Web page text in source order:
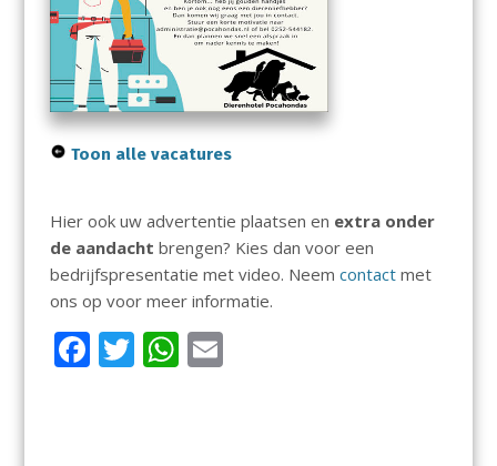
Toon alle vacatures
Hier ook uw advertentie plaatsen en extra onder
de aandacht brengen? Kies dan voor een
bedrijfspresentatie met video. Neem contactmet
ons op voor meer informatie.
F T W E